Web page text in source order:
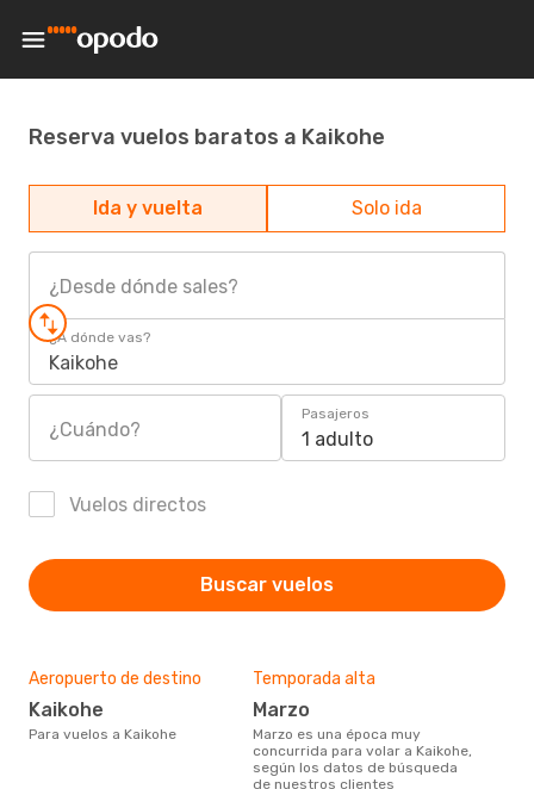
Reserva vuelos baratos a Kaikohe
Ida y vuelta Solo ida
¿Desde dónde sales?
¿A dónde vas?
Kaikohe
¿Cuándo?
Pasajeros
1 adulto
Vuelos directos
Buscar vuelos
Aeropuerto de destino
Kaikohe
Para vuelos a Kaikohe
Temporada alta
marzo
marzo es una época muy
concurrida para volar a Kaikohe,
según los datos de búsqueda
de nuestros clientes